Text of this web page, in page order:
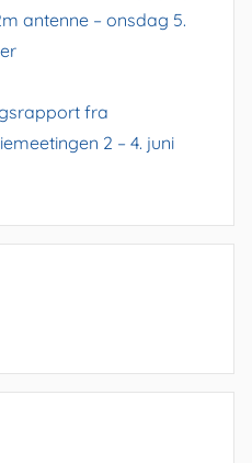
antenne – onsdag 5.
fra
2 – 4. juni